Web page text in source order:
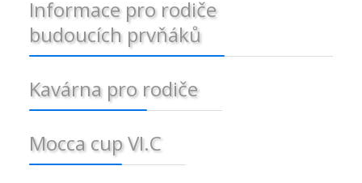
Informace pro rodiče
budoucích prvňáků
Kavárna pro rodiče
Mocca cup VI.C